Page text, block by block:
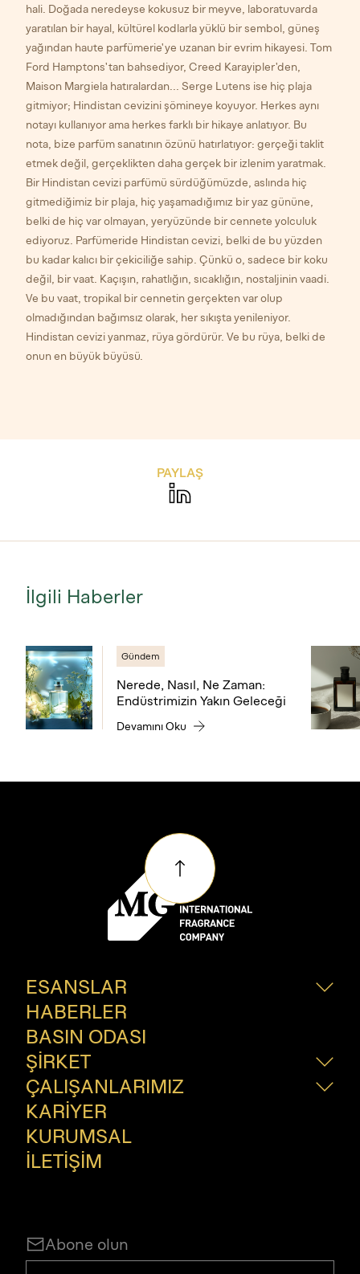
hali. Doğada neredeyse kokusuz bir meyve, laboratuvarda
yaratılan bir hayal, kültürel kodlarla yüklü bir sembol, güneş
yağından haute parfümerie'ye uzanan bir evrim hikayesi. Tom
Ford Hamptons'tan bahsediyor, Creed Karayipler'den,
Maison Margiela hatıralardan... Serge Lutens ise hiç plaja
gitmiyor; Hindistan cevizini şömineye koyuyor. Herkes aynı
notayı kullanıyor ama herkes farklı bir hikaye anlatıyor. Bu
nota, bize parfüm sanatının özünü hatırlatıyor: gerçeği taklit
etmek değil, gerçeklikten daha gerçek bir izlenim yaratmak.
Bir Hindistan cevizi parfümü sürdüğümüzde, aslında hiç
gitmediğimiz bir plaja, hiç yaşamadığımız bir yaz gününe,
belki de hiç var olmayan, yeryüzünde bir cennete yolculuk
ediyoruz. Parfümeride Hindistan cevizi, belki de bu yüzden
bu kadar kalıcı bir çekiciliğe sahip. Çünkü o, sadece bir koku
değil, bir vaat. Kaçışın, rahatlığın, sıcaklığın, nostaljinin vaadi.
Ve bu vaat, tropikal bir cennetin gerçekten var olup
olmadığından bağımsız olarak, her sıkışta yenileniyor.
Hindistan cevizi yanmaz, rüya gördürür. Ve bu rüya, belki de
onun en büyük büyüsü.
PAYLAŞ
İlgili Haberler
Gündem
Nerede, Nasıl, Ne Zaman:
Endüstrimizin Yakın Geleceği
Devamını Oku
ESANSLAR
Fragrances
Esanslar
İnovasyon
HABERLER
BASIN ODASI
ŞİRKET
Hakkımızda
Nasıl Yaparız?
ÇALIŞANLARIMIZ
Çalışanlarımız
Bize Katılın
KARİYER
KURUMSAL
İLETİŞİM
Abone olun